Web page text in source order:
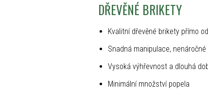
DŘEVĚNÉ BRIKETY
Kvalitní dřevěné brikety přímo
Snadná manipulace,
Vysoká výhřevnost a dlouhá
Minimální množství popela